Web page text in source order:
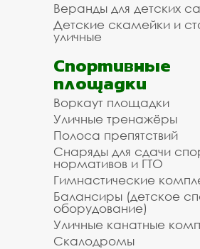
Веранды для детских
Детские скамейки и
уличные
Спортивные
площадки
Воркаут площадки
Уличные тренажёры
Полоса препятствий
Снаряды для сдачи
нормативов и ГТО
Гимнастические
Балансиры (детское
оборудование)
Уличные канатные
Скалодромы